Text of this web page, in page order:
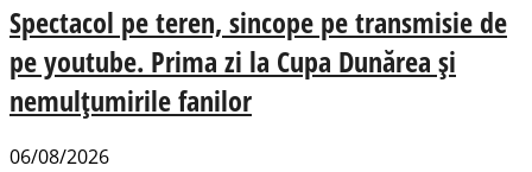
Spectacol pe teren, sincope pe transmisie de
pe youtube. Prima zi la Cupa Dunărea și
nemulțumirile fanilor
06/08/2026